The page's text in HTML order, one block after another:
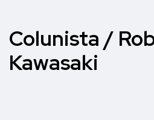
Colunista /
Kawasaki